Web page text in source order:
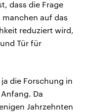
dass die Frage
auf das
reduziert wird,
Tür für
die Forschung in
Da
Jahrzehnten